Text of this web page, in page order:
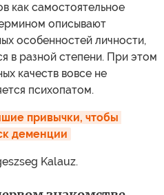
как самостоятельное
описывают
особенностей личности,
в разной степени. При этом
качеств вовсе не
психопатом.
привычки, чтобы
деменции
Kalauz.